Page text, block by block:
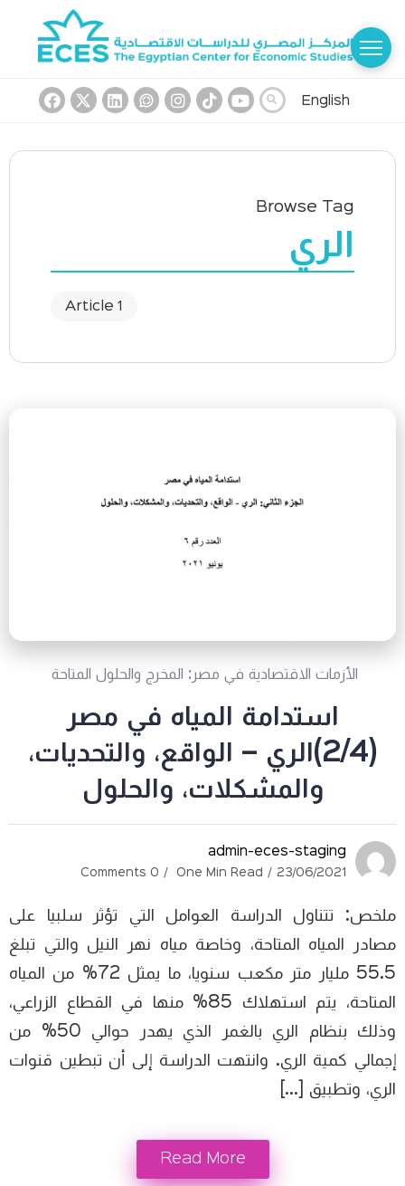
English
Browse Tag
الري
1 Article
الأزمات الاقتصادية في مصر: المخرج والحلول المتاحة
استدامة المياه في مصر
(2/4)الري – الواقع، والتحديات،
والمشكلات، والحلول
admin-eces-staging
23/06/2021
One Min Read
0 Comments
ملخص: تتناول الدراسة العوامل التي تؤثر سلبيا على
مصادر المياه المتاحة، وخاصة مياه نهر النيل والتي تبلغ
55.5 مليار متر مكعب سنويا، ما يمثل 72% من المياه
المتاحة، يتم استهلاك 85% منها في القطاع الزراعي،
وذلك بنظام الري بالغمر الذي يهدر حوالي 50% من
إجمالي كمية الري. وانتهت الدراسة إلى أن تبطين قنوات
الري، وتطبيق […]
Read More